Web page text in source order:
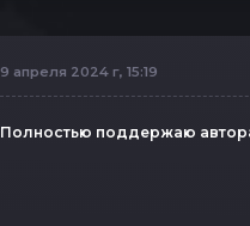
9 апреля 2024 г, 15:19
Полностью поддержаю